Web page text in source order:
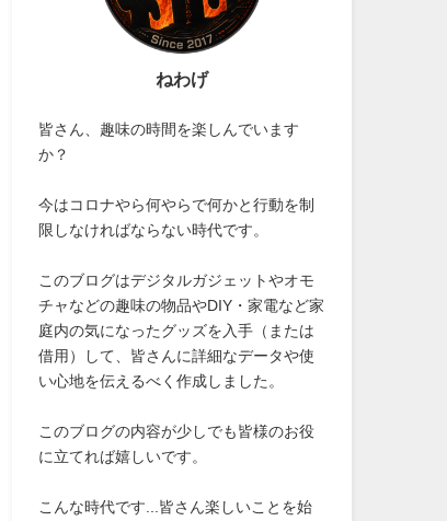
ねわげ
皆さん、趣味の時間を楽しんでいます
か？
今はコロナやら何やらで何かと行動を制
限しなければならない時代です。
このブログはデジタルガジェットやオモ
チャなどの趣味の物品やDIY・家電など家
庭内の気になったグッズを入手（または
借用）して、皆さんに詳細なデータや使
い心地を伝えるべく作成しました。
このブログの内容が少しでも皆様のお役
に立てれば嬉しいです。
こんな時代です...皆さん楽しいことを始